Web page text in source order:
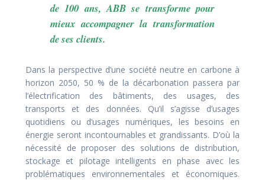
de 100 ans, ABB se transforme pour
mieux accompagner la transformation
de ses clients.
Dans la perspective d’une société neutre en carbone à
horizon 2050, 50 % de la décarbonation passera par
l’électrification des bâtiments, des usages, des
transports et des données. Qu’il s’agisse d’usages
quotidiens ou d’usages numériques, les besoins en
énergie seront incontournables et grandissants. D’où la
nécessité de proposer des solutions de distribution,
stockage et pilotage intelligents en phase avec les
problématiques environnementales et économiques.